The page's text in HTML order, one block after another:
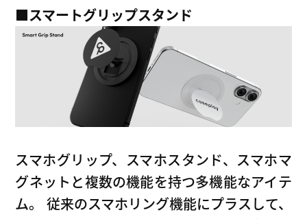
■スマートグリップスタンド
スマホグリップ、スマホスタンド、スマホマ
グネットと複数の機能を持つ多機能なアイテ
ム。 従来のスマホリング機能にプラスして、